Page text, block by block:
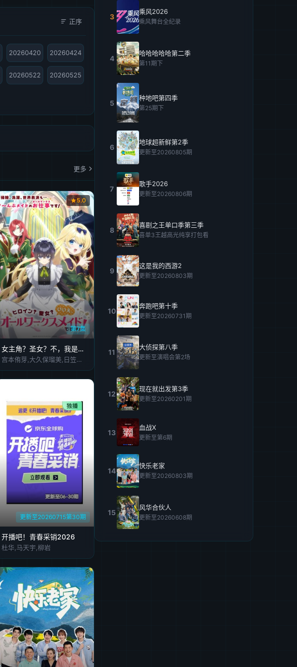
正序
20260420 20260424
20260522 20260525
更多
第7集
5.0
女主角？圣女？不，我是杂役女仆(自豪)！
宫本侑芽,大久保瑠美,日笠阳子,天崎滉平,小野友树,堀江瞬,仲村宗悟
更新至20260715第30期
开播吧！青春采销2026
杜华,马天宇,柳岩
3
乘风2026
乘风舞台全纪录
4
哈哈哈哈哈第二季
第11期下
5
种地吧第四季
第25期下
6
地球超新鲜第2季
更新至20260805期
7
歌手2026
更新至20260806期
8
喜剧之王单口季第三季
喜单3王越高光纯享打包看
9
这是我的西游2
更新至20260803期
10
奔跑吧第十季
更新至20260731期
11
大侦探第八季
更新至演唱会第2场
12
现在就出发第3季
更新至20260201期
13
血战X
更新至第6期
14
快乐老家
更新至20260803期
15
风华合伙人
更新至20260608期